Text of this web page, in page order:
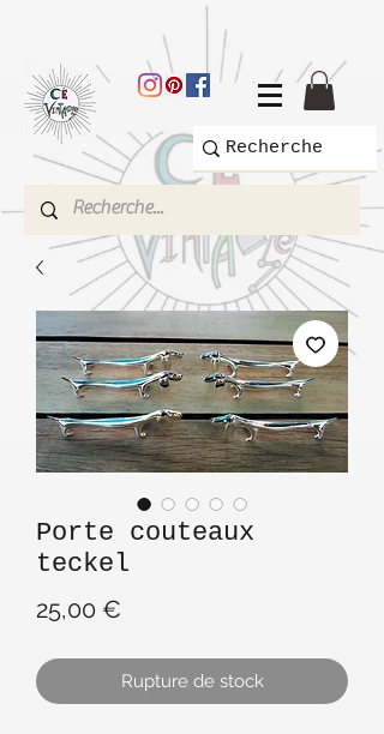
Porte couteaux
teckel
25,00 €
Rupture de stock